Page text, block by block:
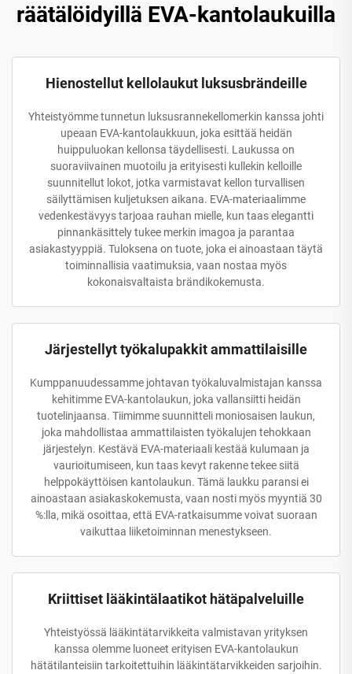
räätälöidyillä EVA-kantolaukuilla
Hienostellut kellolaukut luksusbrändeille
Yhteistyömme tunnetun luksusrannekellomerkin kanssa johti
upeaan EVA-kantolaukkuun, joka esittää heidän
huippuluokan kellonsa täydellisesti. Laukussa on
suoraviivainen muotoilu ja erityisesti kullekin kelloille
suunnitellut lokot, jotka varmistavat kellon turvallisen
säilyttämisen kuljetuksen aikana. EVA-materiaalimme
vedenkestävyys tarjoaa rauhan mielle, kun taas elegantti
pinnankäsittely tukee merkin imagoa ja parantaa
asiakastyyppiä. Tuloksena on tuote, joka ei ainoastaan täytä
toiminnallisia vaatimuksia, vaan nostaa myös
kokonaisvaltaista brändikokemusta.
Järjestellyt työkalupakkit ammattilaisille
Kumppanuudessamme johtavan työkaluvalmistajan kanssa
kehitimme EVA-kantolaukun, joka vallansiitti heidän
tuotelinjaansa. Tiimimme suunnitteli moniosaisen laukun,
joka mahdollistaa ammattilaisten työkalujen tehokkaan
järjestelyn. Kestävä EVA-materiaali kestää kulumaan ja
vaurioitumiseen, kun taas kevyt rakenne tekee siitä
helppokäyttöisen kantolaukun. Tämä laukku paransi ei
ainoastaan asiakaskokemusta, vaan nosti myös myyntiä 30
%:lla, mikä osoittaa, että EVA-ratkaisumme voivat suoraan
vaikuttaa liiketoiminnan menestykseen.
Kriittiset lääkintälaatikot hätäpalveluille
Yhteistyössä lääkintätarvikkeita valmistavan yrityksen
kanssa olemme luoneet erityisen EVA-kantolaukun
hätätilanteisiin tarkoitettuihin lääkintätarvikkeiden sarjoihin.